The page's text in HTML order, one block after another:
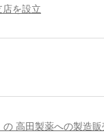
を設立
の 高田製薬への製造